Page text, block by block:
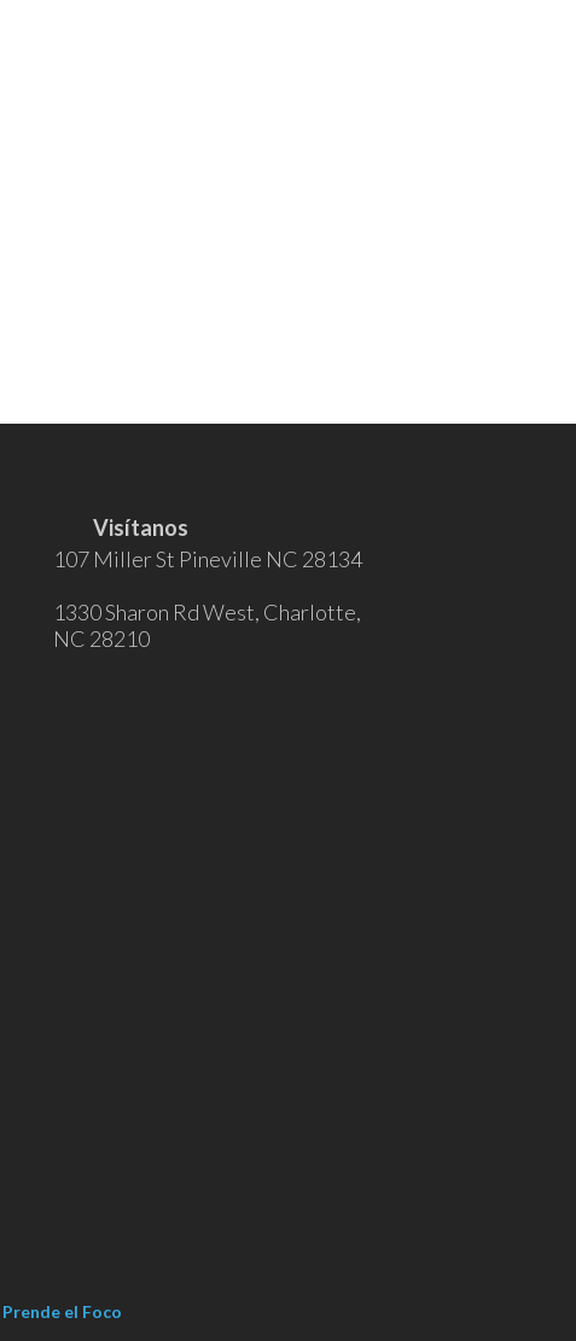
Visítanos
107 Miller St Pineville NC 28134
1330 Sharon Rd West, Charlotte,
NC 28210
Prende el Foco